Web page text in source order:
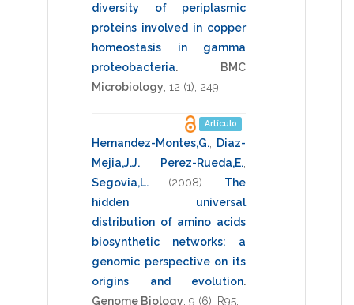
diversity of periplasmic
proteins involved in copper
homeostasis in gamma
proteobacteria.
BMC
Microbiology 12 (1), 249
Artículo
Hernandez-Montes,G.
Diaz-
Mejia,J.J.
Perez-Rueda,E.
Segovia,L.
(2008)
The
hidden universal
distribution of amino acids
biosynthetic networks: a
genomic perspective on its
origins and evolution.
Genome Biology 9 (6), R95